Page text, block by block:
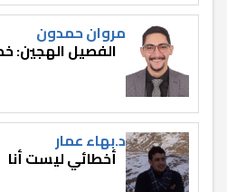
مروان حمدون
الفصيل الهجين:
د.بهاء عمار
أخطائي ليست أنا